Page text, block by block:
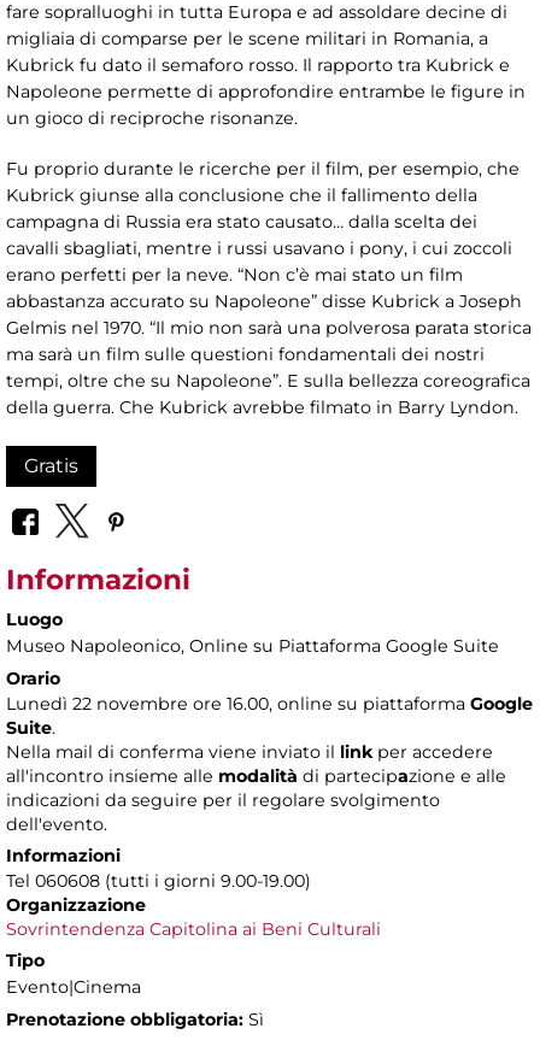
fare sopralluoghi in tutta Europa e ad assoldare decine di
migliaia di comparse per le scene militari in Romania, a
Kubrick fu dato il semaforo rosso. Il rapporto tra Kubrick e
Napoleone permette di approfondire entrambe le figure in
un gioco di reciproche risonanze.
Fu proprio durante le ricerche per il film, per esempio, che
Kubrick giunse alla conclusione che il fallimento della
campagna di Russia era stato causato… dalla scelta dei
cavalli sbagliati, mentre i russi usavano i pony, i cui zoccoli
erano perfetti per la neve. “Non c’è mai stato un film
abbastanza accurato su Napoleone” disse Kubrick a Joseph
Gelmis nel 1970. “Il mio non sarà una polverosa parata storica
ma sarà un film sulle questioni fondamentali dei nostri
tempi, oltre che su Napoleone”. E sulla bellezza coreografica
della guerra. Che Kubrick avrebbe filmato in Barry Lyndon.
Gratis
Informazioni
Luogo
Museo Napoleonico, Online su Piattaforma Google Suite
Orario
Lunedì 22 novembre ore 16.00, online su piattaforma Google
Suite.
Nella mail di conferma viene inviato il link per accedere
all'incontro insieme alle modalità di partecipazione e alle
indicazioni da seguire per il regolare svolgimento
dell'evento.
Informazioni
Tel 060608 (tutti i giorni 9.00-19.00)
Organizzazione
Sovrintendenza Capitolina ai Beni Culturali
Tipo
Evento|Cinema
Prenotazione obbligatoria: Sì